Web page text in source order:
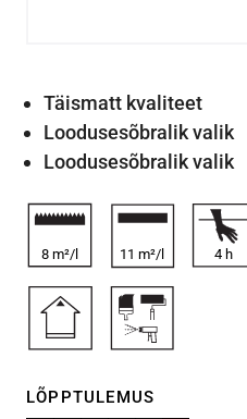
Täismatt kvaliteet
Loodusesõbralik valik
Loodusesõbralik valik
8 m²/l 11 m²/l 4 h
LÕPPTULEMUS